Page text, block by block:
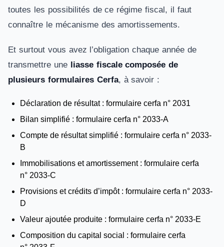
toutes les possibilités de ce régime fiscal, il faut
connaître le mécanisme des amortissements.
Et surtout vous avez l’obligation chaque année de
transmettre une liasse fiscale composée de
plusieurs formulaires Cerfa, à savoir :
Déclaration de résultat : formulaire cerfa n° 2031
Bilan simplifié : formulaire cerfa n° 2033-A
Compte de résultat simplifié : formulaire cerfa n° 2033-
B
Immobilisations et amortissement : formulaire cerfa
n° 2033-C
Provisions et crédits d’impôt : formulaire cerfa n° 2033-
D
Valeur ajoutée produite : formulaire cerfa n° 2033-E
Composition du capital social : formulaire cerfa